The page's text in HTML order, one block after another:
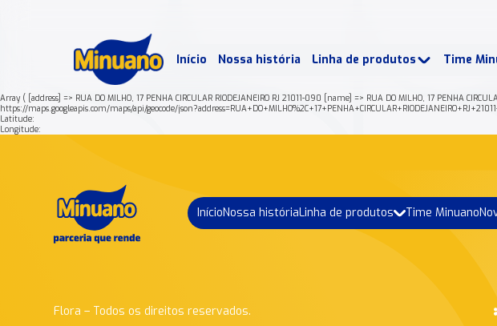
Início Nossa história Linha de produtos Time
Array ( [address] => RUA DO MILHO, 17 PENHA CIRCULAR RIODEJANEIRO RJ 21011-090 [name] => RUA DO MILHO, 17 PENHA
https://maps.googleapis.com/maps/api/geocode/
Latitude:
Longitude:
InícioNossa históriaLinha de produtos Time Minuano
Flora – Todos os direitos reservados.